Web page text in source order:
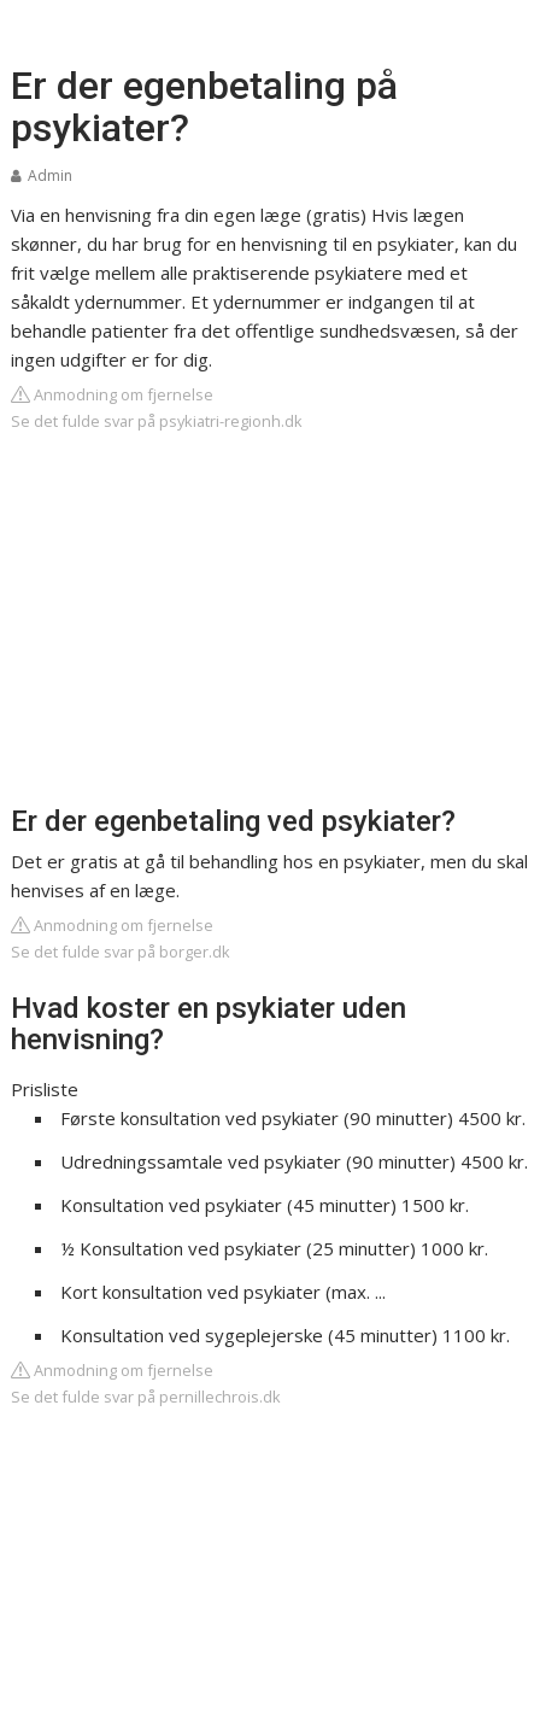
Er der egenbetaling på
psykiater?
Admin
Via en henvisning fra din egen læge (gratis) ​​Hvis lægen
skønner, du har brug for en henvisning til en psykiater, kan du
frit vælge mellem alle praktiserende psykiatere med et
såkaldt ydernummer. Et ydernummer er indgangen til at
behandle patienter fra det offentlige sundhedsvæsen, så der
ingen udgifter er for dig.
Anmodning om fjernelse
Se det fulde svar på psykiatri-regionh.dk
Er der egenbetaling ved psykiater?
Det er gratis at gå til behandling hos en psykiater, men du skal
henvises af en læge.
Anmodning om fjernelse
Se det fulde svar på borger.dk
Hvad koster en psykiater uden
henvisning?
Prisliste
Første konsultation ved psykiater (90 minutter) 4500 kr.
Udredningssamtale ved psykiater (90 minutter) 4500 kr.
Konsultation ved psykiater (45 minutter) 1500 kr.
½ Konsultation ved psykiater (25 minutter) 1000 kr.
Kort konsultation ved psykiater (max. ...
Konsultation ved sygeplejerske (45 minutter) 1100 kr.
Anmodning om fjernelse
Se det fulde svar på pernillechrois.dk